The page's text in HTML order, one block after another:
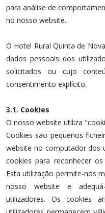
para análise de
no nosso website.
O Hotel Rural Quinta de
dados pessoais dos
solicitados ou cujo
consentimento explícito.
3.1. Cookies
O nosso website utiliza
Cookies são pequenos
website no computador dos
cookies para reconhecer
Esta utilização permite-nos
nosso website e
utilizadores. Os cookies